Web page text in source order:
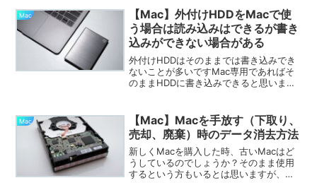
溜まっているような気がして嫌なのでい
つもクリーンインス...
Mac
【Mac】外付けHDDをMacで使
う場合は読み込みはできるが書き
込みができない場合がある
外付けHDDはそのままでは書き込みでき
ないことが多いですMac専用であればそ
のままHDDに書き込みできると思います
す。これはWindowsの方がMacよりも売
れている...
Mac
【Mac】Macを手放す（下取り、
売却、廃棄）時のデータ消去方法
新しくMacを購入した時、古いMacはど
うしているのでしょうか？そのまま使用
するという方もいるとは思いますが、ほ